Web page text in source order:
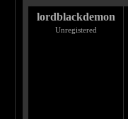
lordblackdemon
Unregistered